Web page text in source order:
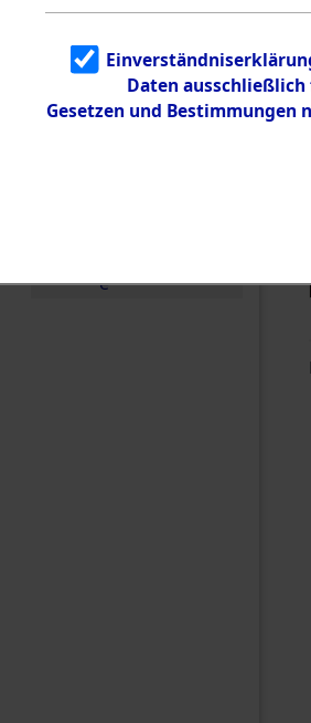
5.3.2
Identifizierun
g
5.3.3
Todesmärsch
e
Daten
Gesetzen und Bestimmungen